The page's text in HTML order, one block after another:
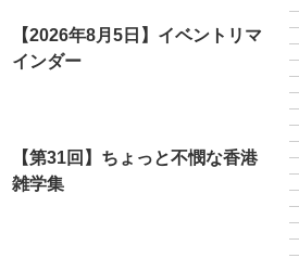
【2026年8月5日】イベントリマ
インダー
【第31回】ちょっと不憫な香港
雑学集